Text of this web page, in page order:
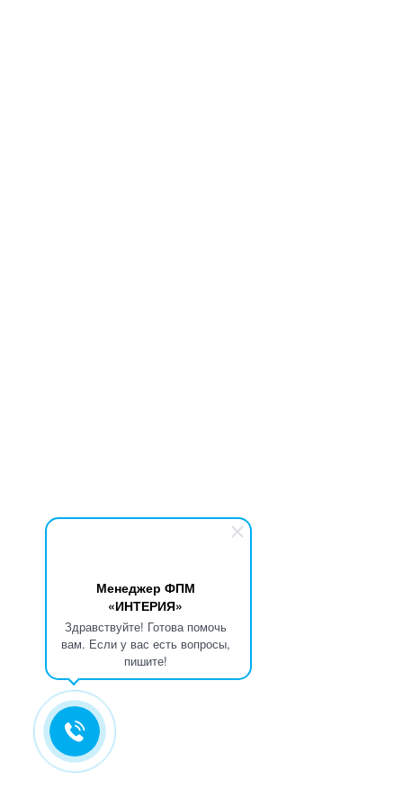
Менеджер ФПМ
«ИНТЕРИЯ»
Здравствуйте! Готова помочь
вам. Если у вас есть вопросы,
пишите!